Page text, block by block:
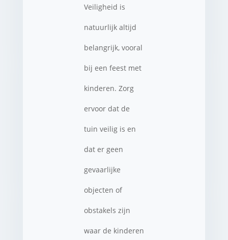
Veiligheid is
natuurlijk altijd
belangrijk, vooral
bij een feest met
kinderen. Zorg
ervoor dat de
tuin veilig is en
dat er geen
gevaarlijke
objecten of
obstakels zijn
waar de kinderen